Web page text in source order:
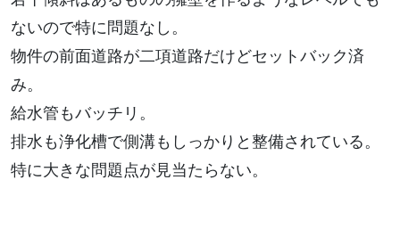
ないので特に問題なし。
物件の前面道路が二項道路だけどセットバック済
み。
給水管もバッチリ。
排水も浄化槽で側溝もしっかりと整備されている。
特に大きな問題点が見当たらない。